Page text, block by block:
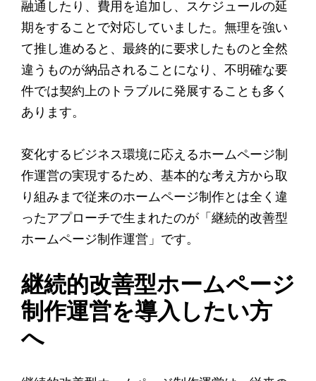
融通したり、費用を追加し、スケジュールの延
期をすることで対応していました。無理を強い
て推し進めると、最終的に要求したものと全然
違うものが納品されることになり、不明確な要
件では契約上のトラブルに発展することも多く
あります。
変化するビジネス環境に応えるホームページ制
作運営の実現するため、基本的な考え方から取
り組みまで従来のホームページ制作とは全く違
ったアプローチで生まれたのが「継続的改善型
ホームページ制作運営」です。
継続的改善型ホームページ
制作運営を導入したい方
へ